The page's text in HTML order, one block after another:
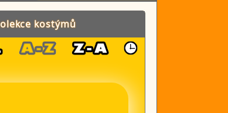
kostýmů